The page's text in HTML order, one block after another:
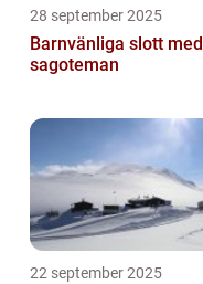
28 september 2025
Barnvänliga slott med
sagoteman
22 september 2025